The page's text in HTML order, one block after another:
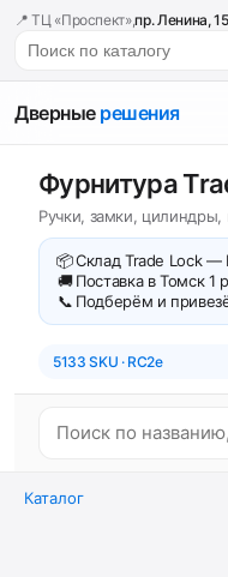
📍 ТЦ «Проспект»,пр. Ленина,
Дверные решения
Фурнитура
Ручки, замки, цилиндры,
📦Склад Trade Lock —
🚚 Поставка в Томск 1
📞 Подберём и
5133 SKU · RC2e
Каталог